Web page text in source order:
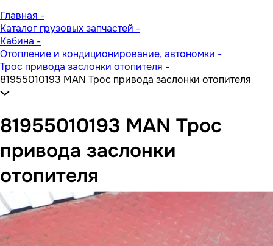
Главная -
Каталог грузовых запчастей -
Кабина -
Отопление и кондиционирование, автономки -
Трос привода заслонки отопителя -
81955010193 MAN Трос привода заслонки отопителя
81955010193 MAN Трос
привода заслонки
отопителя